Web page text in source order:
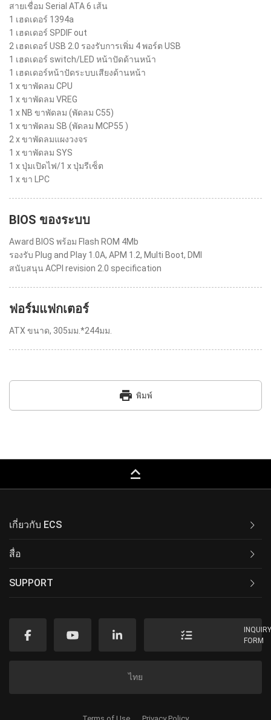
สายเชื่อม Serial ATA 6 เส้น
1 เฮดเดอร์ 1394a
1 เฮดเดอร์ SPDIF out
2 เฮดเดอร์ USB 2.0 รองรับการเพิ่ม 4 พอร์ต USB
1 เฮดเดอร์ switch/LED หน้าปัดด้านหน้า
1 เฮดเดอร์หน้าปัดระบบเสียงด้านหน้า
1 x ขาพัดลม CPU
1 x ขาพัดลม VREG
1 x NB ขาพัดลม (พัดลม C55)
1 x ขาพัดลม SB (พัดลม MCP55 )
2 x ขาพัดลมแผงวงจร
1 x ขาพัดลม SYS
1 x ปุ่มเปิดไฟ/1 x ปุ่มรีเซ็ต
1 x ขา LPC
BIOS ของระบบ
Award BIOS พร้อม Flash ROM 4Mb
รองรับ Plug and Play 1.0A, APM 1.2, Multi Boot, DMI
สนับสนุน ACPI revision 2.0 specification
ฟอร์มแฟกเตอร์
ATX ขนาด, 305มม.*244มม.
print พิมพ์
keyboard_capslock
เกี่ยวกับ ECS
สื่อ
SUPPORT
FORM
ไทย